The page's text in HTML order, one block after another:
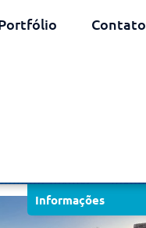
Contato
Informações